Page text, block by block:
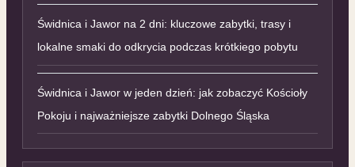
Świdnica i Jawor na 2 dni: kluczowe zabytki, trasy i
lokalne smaki do odkrycia podczas krótkiego pobytu
Świdnica i Jawor w jeden dzień: jak zobaczyć Kościoły
Pokoju i najważniejsze zabytki Dolnego Śląska